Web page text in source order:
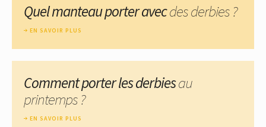
Quel manteau porter avecdes derbies ?
EN SAVOIR PLUS
Comment porter les derbiesau
printemps ?
EN SAVOIR PLUS